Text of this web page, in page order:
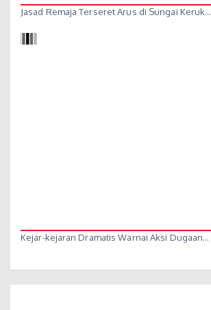
Jasad Remaja Terseret Arus di Sungai Keruk…
Kejar-kejaran Dramatis Warnai Aksi Dugaan…